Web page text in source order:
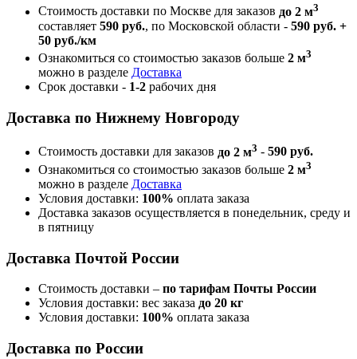
Стоимость доставки по Москве для заказов до 2 м3
составляет 590 руб., по Московской области - 590 руб. +
50 руб./км
Ознакомиться со стоимостью заказов больше 2 м3
можно в разделе Доставка
Срок доставки - 1-2 рабочих дня
Доставка по Нижнему Новгороду
Стоимость доставки для заказов до 2 м3 - 590 руб.
Ознакомиться со стоимостью заказов больше 2 м3
можно в разделе Доставка
Условия доставки: 100% оплата заказа
Доставка заказов осуществляется в понедельник, среду и
в пятницу
Доставка Почтой России
Стоимость доставки – по тарифам Почты России
Условия доставки: вес заказа до 20 кг
Условия доставки: 100% оплата заказа
Доставка по России